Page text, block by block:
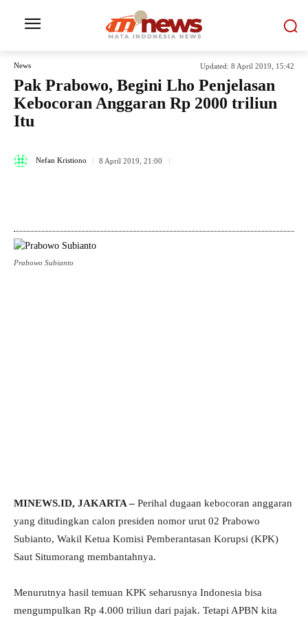
News Updated: 8 April 2019, 15:42
Pak Prabowo, Begini Lho Penjelasan
Kebocoran Anggaran Rp 2000 triliun
Itu
Nefan Kristiono 8 April 2019, 21:00
Prabowo Subianto
MINEWS.ID, JAKARTA – Perihal dugaan kebocoran anggaran
yang ditudingkan calon presiden nomor urut 02 Prabowo
Subianto, Wakil Ketua Komisi Pemberantasan Korupsi (KPK)
Saut Situmorang membantahnya.
Menurutnya hasil temuan KPK seharusnya Indonesia bisa
mengumpulkan Rp 4.000 triliun dari pajak. Tetapi APBN kita